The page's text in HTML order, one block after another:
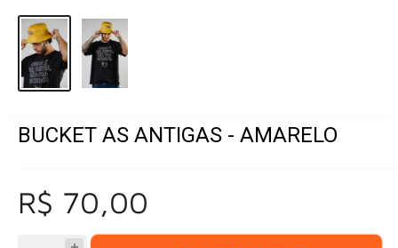
BUCKET AS ANTIGAS - AMARELO
R$ 70,00